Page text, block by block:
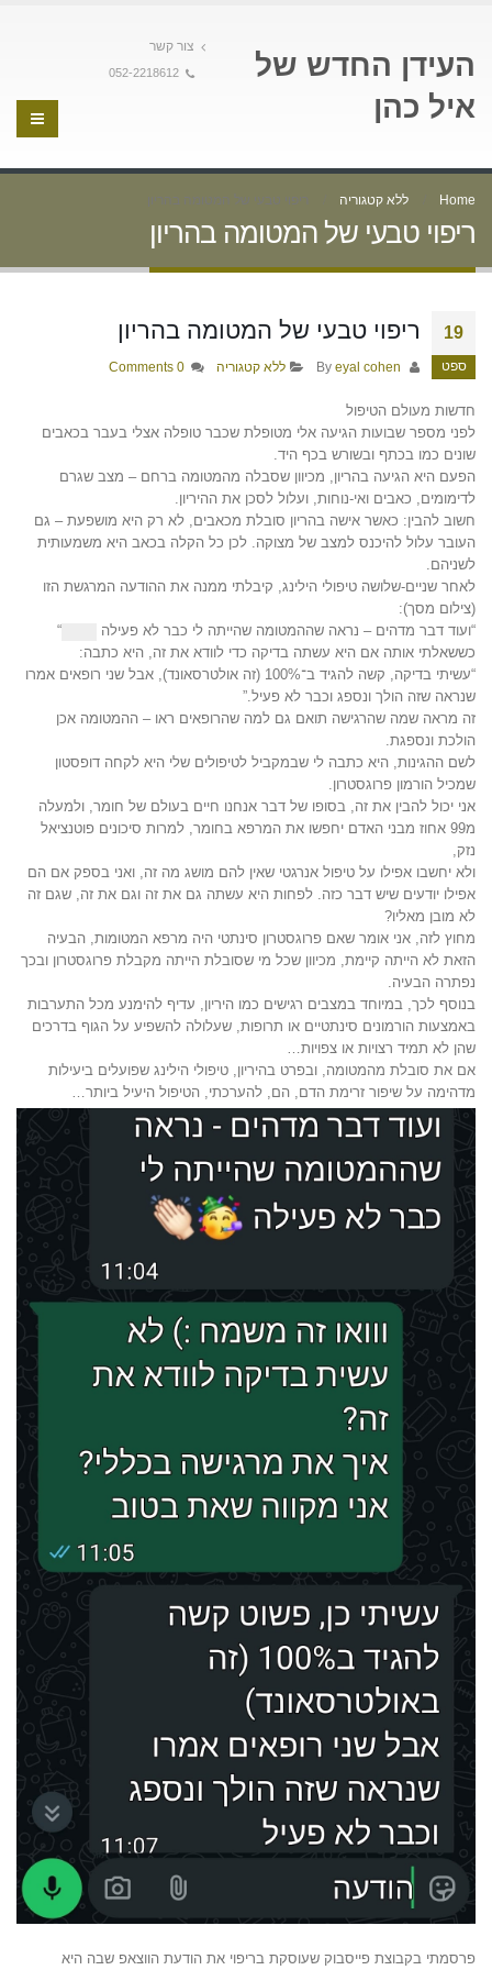
העידן החדש של
איל כהן
צור קשר
052-2218612
Home ללא קטגוריה ריפוי טבעי של המטומה בהריון
ריפוי טבעי של המטומה בהריון
19
ספט
ריפוי טבעי של המטומה בהריון
eyal cohen ללא קטגוריה 0 Comments
חדשות מעולם הטיפול
לפני מספר שבועות הגיעה אלי מטופלת שכבר טופלה אצלי בעבר בכאבים
שונים כמו בכתף ובשורש בכף היד.
הפעם היא הגיעה בהריון, מכיוון שסבלה מהמטומה ברחם – מצב שגרם
לדימומים, כאבים ואי-נוחות, ועלול לסכן את ההיריון.
חשוב להבין: כאשר אישה בהריון סובלת מכאבים, לא רק היא מושפעת – גם
העובר עלול להיכנס למצב של מצוקה. לכן כל הקלה בכאב היא משמעותית
לשניהם.
לאחר שניים-שלושה טיפולי הילינג, קיבלתי ממנה את ההודעה המרגשת הזו
(צילום מסך):
“ועוד דבר מדהים – נראה שההמטומה שהייתה לי כבר לא פעילה
“
כששאלתי אותה אם היא עשתה בדיקה כדי לוודא את זה, היא כתבה:
“עשיתי בדיקה, קשה להגיד ב־100% (זה אולטרסאונד), אבל שני רופאים אמרו
שנראה שזה הולך ונספג וכבר לא פעיל.”
זה מראה שמה שהרגישה תואם גם למה שהרופאים ראו – ההמטומה אכן
הולכת ונספגת.
לשם ההגינות, היא כתבה לי שבמקביל לטיפולים שלי היא לקחה דופסטון
שמכיל הורמון פרוגסטרון.
אני יכול להבין את זה, בסופו של דבר אנחנו חיים בעולם של חומר, ולמעלה
מ99 אחוז מבני האדם יחפשו את המרפא בחומר, למרות סיכונים פוטנציאל
נזק,
ולא יחשבו אפילו על טיפול אנרגטי שאין להם מושג מה זה, ואני בספק אם הם
אפילו יודעים שיש דבר כזה. לפחות היא עשתה גם את זה וגם את זה, שגם זה
לא מובן מאליו?
מחוץ לזה, אני אומר שאם פרוגסטרון סינתטי היה מרפא המטומות, הבעיה
הזאת לא הייתה קיימת, מכיוון שכל מי שסובלת הייתה מקבלת פרוגסטרון ובכך
נפתרה הבעיה.
בנוסף לכך, במיוחד במצבים רגישים כמו היריון, עדיף להימנע מכל התערבות
באמצעות הורמונים סינתטיים או תרופות, שעלולה להשפיע על הגוף בדרכים
שהן לא תמיד רצויות או צפויות…
אם את סובלת מהמטומה, ובפרט בהיריון, טיפולי הילינג שפועלים ביעילות
מדהימה על שיפור זרימת הדם, הם, להערכתי, הטיפול היעיל ביותר…
פרסמתי בקבוצת פייסבוק שעוסקת בריפוי את הודעת הווצאפ שבה היא